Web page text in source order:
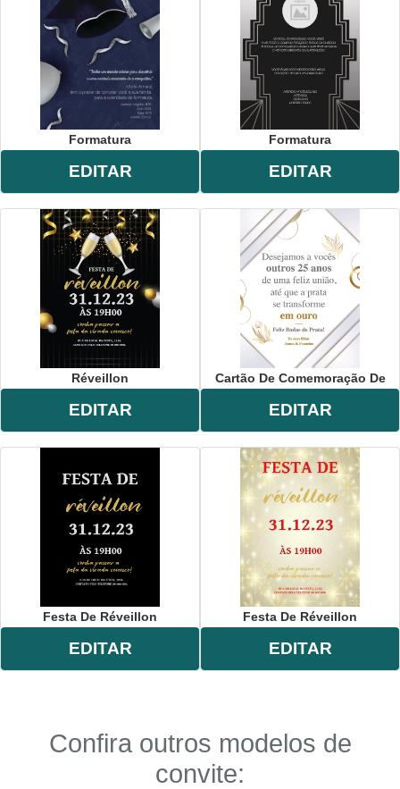
Formatura
EDITAR
Formatura
EDITAR
Réveillon
EDITAR
Cartão De Comemoração De
EDITAR
Festa De Réveillon
EDITAR
Festa De Réveillon
EDITAR
Confira outros modelos de
convite: